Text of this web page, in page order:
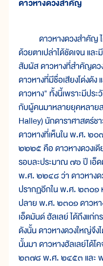
ดาวหางดวงสำคัญ
ดาวหางดวงสำคัญ ได้
ด้วยตาเปล่าได้ชัดเจน แล
สัมผัส ดาวหางที่สำคัญดว
ดาวหางที่มีชื่อเสียงโด่งดัง
ดาวหาง" ทั้งนี้เพราะมีปร
กับผู้คนมาหลายยุคหลาย
Halley) นักดาราศาสตร์ช
ดาวหางที่เห็นใน พ.ศ. ๒
๒๒๒๕ คือ ดาวหางดวงเ
รอบละประมาณ ๗๖ ปี เอ็
พ.ศ. ๒๒๔๘ ว่า ดาวหาง
ปรากฏอีกใน พ.ศ. ๒๓๐
ปลาย พ.ศ. ๒๓๐๑ ดาวหา
เอ็ดมันด์ ฮัลเลย์ ได้ถึงแก่
ดังนั้น ดาวหางดวงใหญ่จึง
นั้นมา ดาวหางฮัลเลย์ได้โ
๒๓๗๘ พ.ศ. ๒๔๕๓ และ